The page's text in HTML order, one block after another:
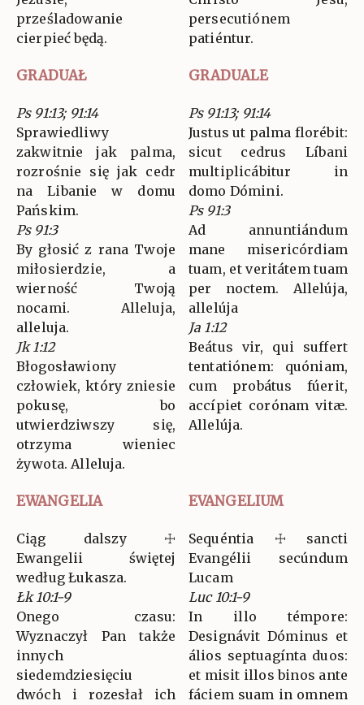
prześladowanie
cierpieć będą.
persecutiónem
patiéntur.
GRADUAŁ GRADUALE
Ps 91:13; 91:14
Sprawiedliwy
zakwitnie jak palma,
rozrośnie się jak cedr
na Libanie w domu
Pańskim.
Ps 91:3
By głosić z rana Twoje
miłosierdzie, a
wierność Twoją
nocami. Alleluja,
alleluja.
Jk 1:12
Błogosławiony
człowiek, który zniesie
pokusę, bo
utwierdziwszy się,
otrzyma wieniec
żywota. Alleluja.
Ps 91:13; 91:14
Justus ut palma florébit:
sicut cedrus Líbani
multiplicábitur in
domo Dómini.
Ps 91:3
Ad annuntiándum
mane misericórdiam
tuam, et veritátem tuam
per noctem. Allelúja,
allelúja
Ja 1:12
Beátus vir, qui suffert
tentatiónem: quóniam,
cum probátus fúerit,
accípiet corónam vitæ.
Allelúja.
EWANGELIA EVANGELIUM
Ciąg dalszy ☩
Ewangelii świętej
według Łukasza.
Łk 10:1-9
Onego czasu:
Wyznaczył Pan także
innych
siedemdziesięciu
dwóch i rozesłał ich
Sequéntia ☩ sancti
Evangélii secúndum
Lucam
Luc 10:1-9
In illo témpore:
Designávit Dóminus et
álios septuagínta duos:
et misit illos binos ante
fáciem suam in omnem